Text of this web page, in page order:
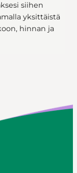
siihen
yksittäistä
hinnan ja